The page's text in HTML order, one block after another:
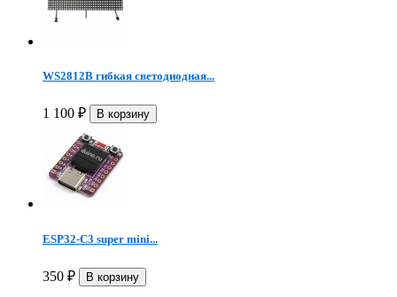
WS2812B гибкая светодиодная...
1 100 ₽
ESP32-C3 super mini...
350 ₽